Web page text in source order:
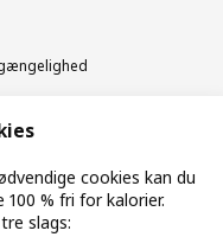
af servicecookies kan du
100 % fri for kalorier.
slags: